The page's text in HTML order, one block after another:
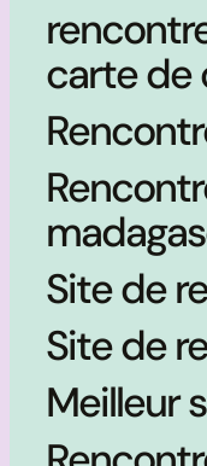
carte de
Site de
Site de
Meilleur